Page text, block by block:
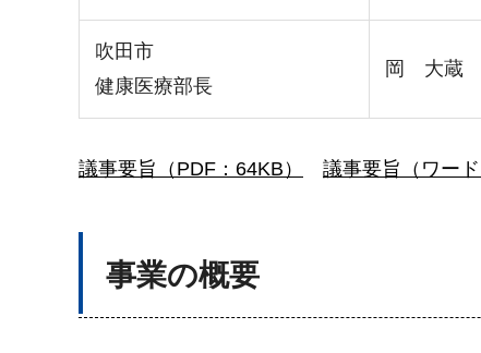
吹田市
健康医療部長
岡 大蔵
議事要旨（PDF：64KB） 議事要旨（ワード
事業の概要